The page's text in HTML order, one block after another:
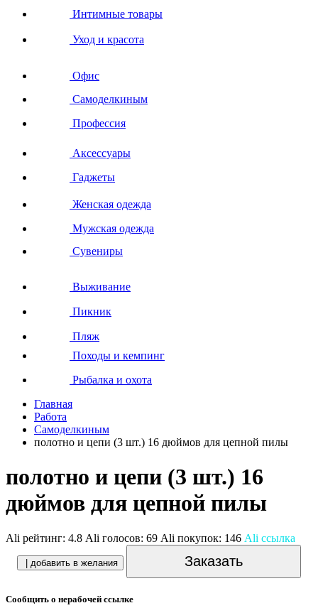
Интимные товары
Уход и красота
Офис
Самоделкиным
Профессия
Аксессуары
Гаджеты
Женская одежда
Мужская одежда
Сувениры
Выживание
Пикник
Пляж
Походы и кемпинг
Рыбалка и охота
Главная
Работа
Самоделкиным
полотно и цепи (3 шт.) 16 дюймов для цепной пилы
полотно и цепи (3 шт.) 16
дюймов для цепной пилы
Ali рейтинг: 4.8 Ali голосов: 69 Ali покупок: 146 Ali ссылка
| добавить в желания Заказать
Сообщить о нерабочей ссылке